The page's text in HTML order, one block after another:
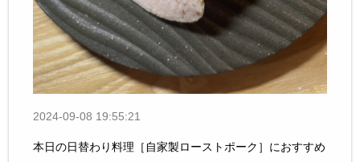
2024-09-08 19:55:21
本日の日替わり料理［自家製ローストポーク］におすすめ